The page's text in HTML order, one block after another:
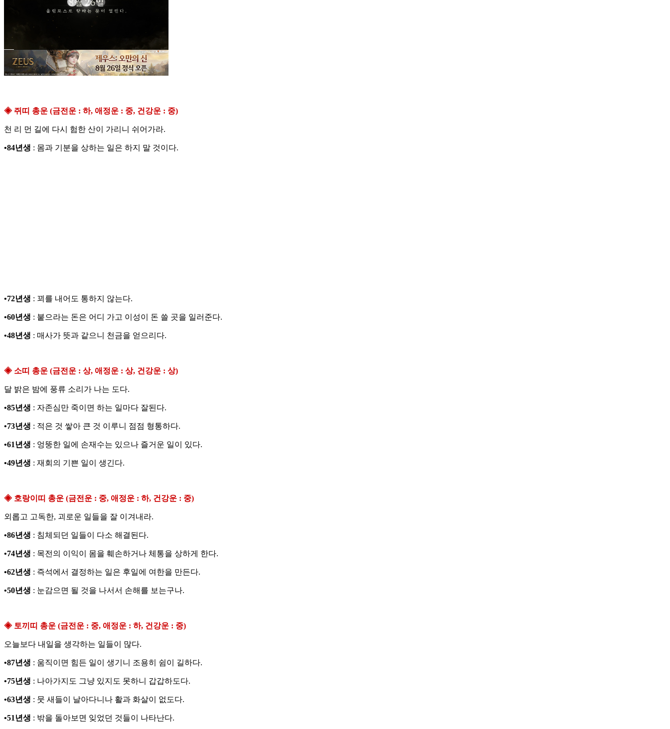
◈ 쥐띠 총운 (금전운 : 하, 애정운 : 중, 건강운 : 중)
천 리 먼 길에 다시 험한 산이 가리니 쉬어가라.
•84년생 : 몸과 기분을 상하는 일은 하지 말 것이다.
•72년생 : 꾀를 내어도 통하지 않는다.
•60년생 : 붙으라는 돈은 어디 가고 이성이 돈 쓸 곳을 일러준다.
•48년생 : 매사가 뜻과 같으니 천금을 얻으리다.
◈ 소띠 총운 (금전운 : 상, 애정운 : 상, 건강운 : 상)
달 밝은 밤에 풍류 소리가 나는 도다.
•85년생 : 자존심만 죽이면 하는 일마다 잘된다.
•73년생 : 적은 것 쌓아 큰 것 이루니 점점 형통하다.
•61년생 : 엉뚱한 일에 손재수는 있으나 즐거운 일이 있다.
•49년생 : 재회의 기쁜 일이 생긴다.
◈ 호랑이띠 총운 (금전운 : 중, 애정운 : 하, 건강운 : 중)
외롭고 고독한, 괴로운 일들을 잘 이겨내라.
•86년생 : 침체되던 일들이 다소 해결된다.
•74년생 : 목전의 이익이 몸을 훼손하거나 체통을 상하게 한다.
•62년생 : 즉석에서 결정하는 일은 후일에 여한을 만든다.
•50년생 : 눈감으면 될 것을 나서서 손해를 보는구나.
◈ 토끼띠 총운 (금전운 : 중, 애정운 : 하, 건강운 : 중)
오늘보다 내일을 생각하는 일들이 많다.
•87년생 : 움직이면 힘든 일이 생기니 조용히 쉼이 길하다.
•75년생 : 나아가지도 그냥 있지도 못하니 갑갑하도다.
•63년생 : 뭇 새들이 날아다니나 활과 화살이 없도다.
•51년생 : 밖을 돌아보면 잊었던 것들이 나타난다.